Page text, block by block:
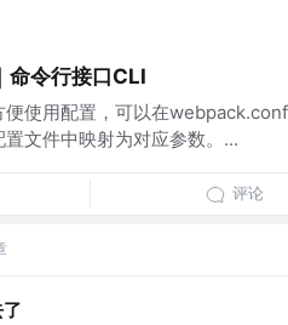
令行接口CLI
便使用配置，可以在
置文件中映射为对应参数。...
评论